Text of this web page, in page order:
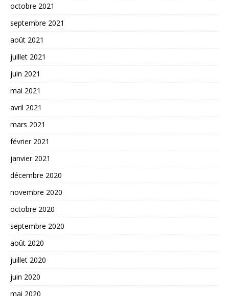
octobre 2021
septembre 2021
août 2021
juillet 2021
juin 2021
mai 2021
avril 2021
mars 2021
février 2021
janvier 2021
décembre 2020
novembre 2020
octobre 2020
septembre 2020
août 2020
juillet 2020
juin 2020
mai 2020